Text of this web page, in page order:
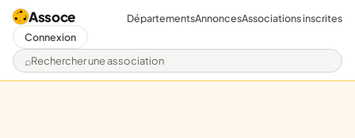
Assoce
Rechercher une association
DépartementsAnnoncesAssociations inscrites
Connexion